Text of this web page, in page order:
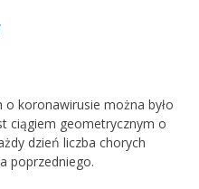
koronawirusie można było
ciągiem geometrycznym o
dzień liczba chorych
poprzedniego.